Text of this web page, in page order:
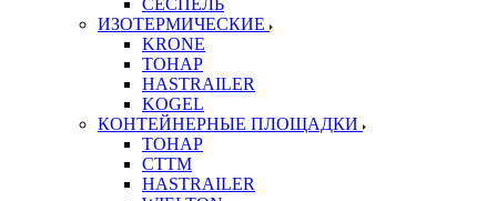
СЕСПЕЛЬ
ИЗОТЕРМИЧЕСКИЕ
KRONE
ТОНАР
HASTRAILER
KOGEL
КОНТЕЙНЕРНЫЕ ПЛОЩАДКИ
ТОНАР
CTTM
HASTRAILER